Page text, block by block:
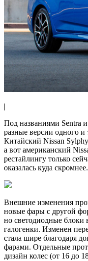
|
Под названиями Sentra
разные версии одного и
Китайский Nissan
а вот американский
рестайлингу только
оказалась куда скромнее.
Внешние изменения
новые фары с другой
но светодиодные блоки
галогенки. Изменен
стала шире благодаря
фарами. Отдельные
дизайн колес (от 16 до